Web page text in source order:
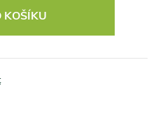
KOŠÍKU